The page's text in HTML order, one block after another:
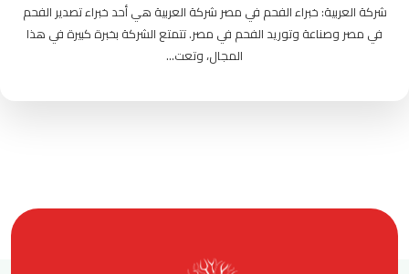
شركة العربية: خبراء الفحم في مصر شركة العربية هي أحد خبراء تصدير الفحم
في مصر وصناعة وتوريد الفحم في مصر. تتمتع الشركة بخبرة كبيرة في هذا
المجال، وتعت...